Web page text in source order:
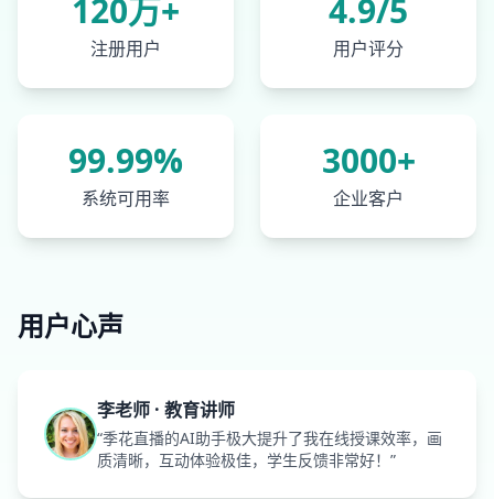
120万+
注册用户
4.9/5
用户评分
99.99%
系统可用率
3000+
企业客户
用户心声
李老师 · 教育讲师
“季花直播的AI助手极大提升了我在线授课效率，画
质清晰，互动体验极佳，学生反馈非常好！”